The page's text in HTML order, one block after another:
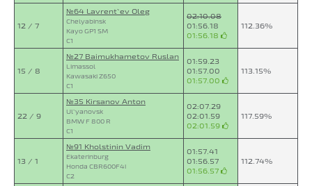
12 / 7
№64 Lavrent`ev Oleg
Chelyabinsk
Kayo GP1 SM
C1
02:10.08
01:56.18
01:56.18
112.36%
15 / 8
№27 Baimukhametov Ruslan
Limassol
Kawasaki Z650
C1
01:59.23
01:57.00
01:57.00
113.15%
22 / 9
№35 Kirsanov Anton
Ul`yanovsk
BMW F 800 R
C1
02:07.29
02:01.59
02:01.59
117.59%
13 / 1
№91 Kholstinin Vadim
Ekaterinburg
Honda CBR600F4i
C2
01:57.41
01:56.57
01:56.57
112.74%